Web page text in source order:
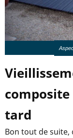
tard
Bon tout de